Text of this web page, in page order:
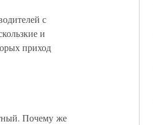
с
и
приход
Почему же